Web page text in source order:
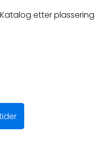
Katalog etter plassering